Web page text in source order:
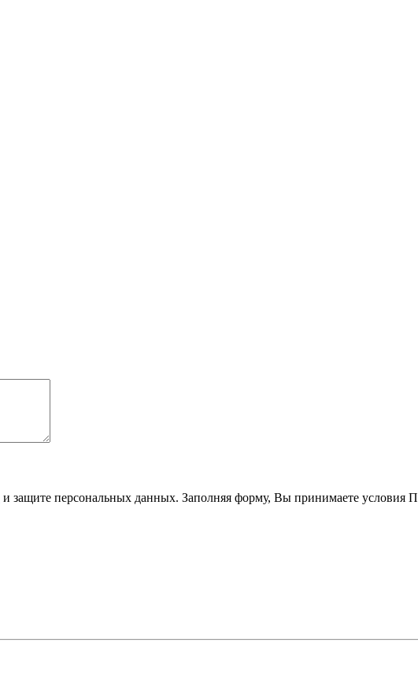
и защите персональных данных. Заполняя форму, Вы принимаете условия